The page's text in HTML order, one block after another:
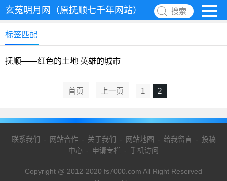
玄菟明月网（原抚顺七千年网站） 搜索
标签匹配
抚顺——红色的土地 英雄的城市
首页 上一页 1 2
联系我们 - 网站合作- 关于我们 - 网站地图 - 给我留言 - 投稿
中心 - 申请专栏 - 手机访问
Copyright @ 2012-2020 fs7000.com All Right Reserved